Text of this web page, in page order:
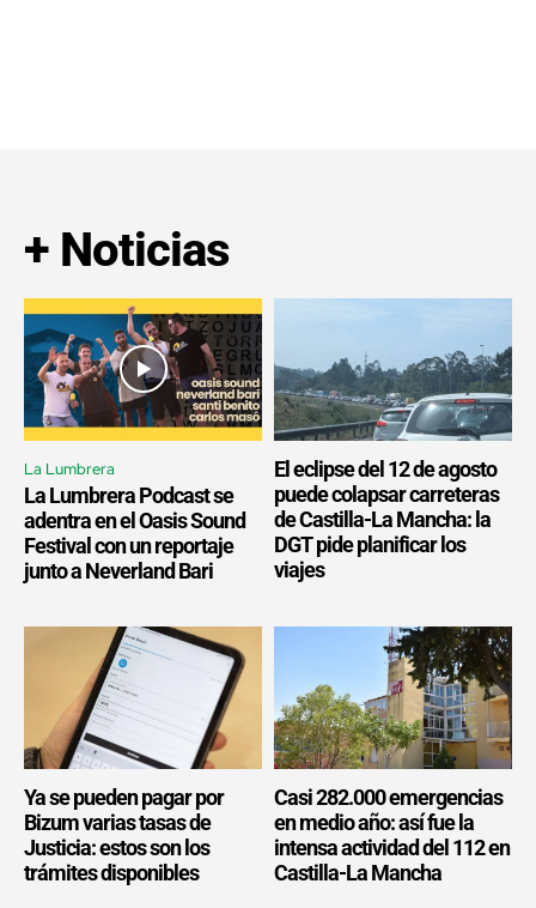
+ Noticias
La Lumbrera
La Lumbrera Podcast se
adentra en el Oasis Sound
Festival con un reportaje
junto a Neverland Bari
El eclipse del 12 de agosto
puede colapsar carreteras
de Castilla-La Mancha: la
DGT pide planificar los
viajes
Ya se pueden pagar por
Bizum varias tasas de
Justicia: estos son los
trámites disponibles
Casi 282.000 emergencias
en medio año: así fue la
intensa actividad del 112 en
Castilla-La Mancha